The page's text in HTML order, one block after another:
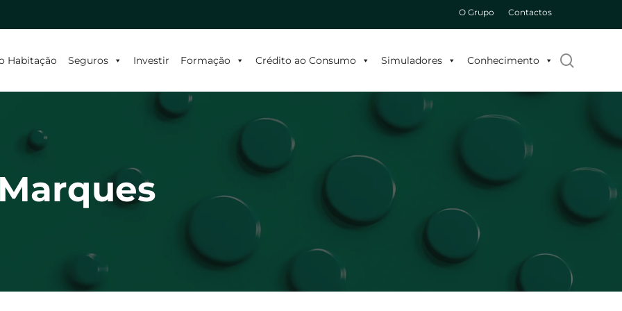
O Grupo Contactos
Habitação Seguros Investir Formação Crédito ao Consumo Simuladores Conhecimento